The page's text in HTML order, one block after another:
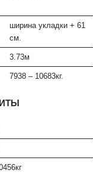
ширина укладки + 61
см.
3.73м
7938 – 10683кг.